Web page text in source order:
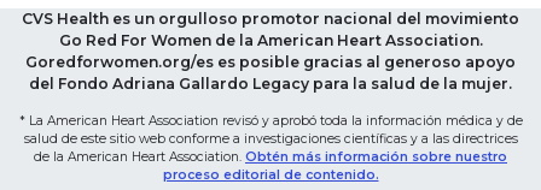
CVS Health es un orgulloso promotor nacional del movimiento
Go Red For Women de la American Heart Association.
Goredforwomen.org/es es posible gracias al generoso apoyo
del Fondo Adriana Gallardo Legacy para la salud de la mujer.
* La American Heart Association revisó y aprobó toda la información médica y de
salud de este sitio web conforme a investigaciones científicas y a las directrices
de la American Heart Association. Obtén más información sobre nuestro
proceso editorial de contenido.